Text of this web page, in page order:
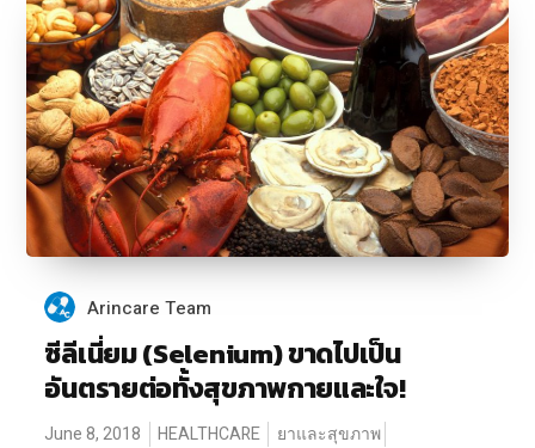
Arincare Team
ซีลีเนี่ยม (Selenium) ขาดไปเป็น
อันตรายต่อทั้งสุขภาพกายและใจ!
June 8, 2018 HEALTHCARE ยาและสุขภาพ